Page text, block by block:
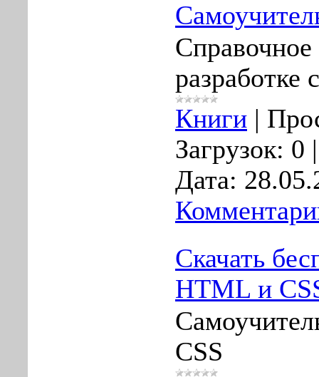
разработке
Книги |
Загрузок: 0
Дата:
Скачать
HTML и
CSS